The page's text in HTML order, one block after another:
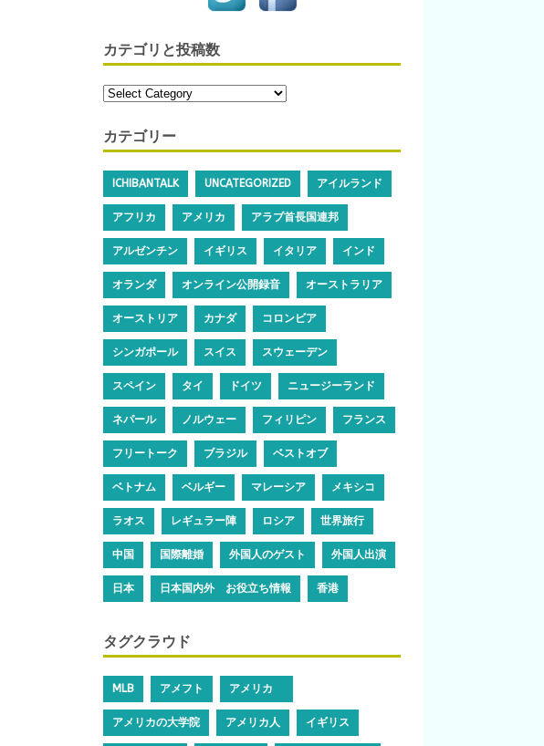
カテゴリと投稿数
カテゴリー
ICHIBANTALK UNCATEGORIZED アイルランド
アフリカ アメリカ アラブ首長国連邦
アルゼンチン イギリス イタリア インド
オランダ オンライン公開録音 オーストラリア
オーストリア カナダ コロンビア
シンガポール スイス スウェーデン
スペイン タイ ドイツ ニュージーランド
ネパール ノルウェー フィリピン フランス
フリートーク ブラジル ベストオブ
ベトナム ベルギー マレーシア メキシコ
ラオス レギュラー陣 ロシア 世界旅行
中国 国際離婚 外国人のゲスト 外国人出演
日本 日本国内外 お役立ち情報 香港
タグクラウド
MLB アメフト アメリカ
アメリカの大学院 アメリカ人 イギリス